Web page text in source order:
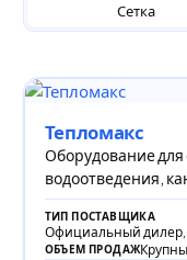
Сетка
Тепломакс
Оборудование для
водоотведения,
ТИП ПОСТАВЩИКА
Официальный дилер,
ОБЪЕМ ПРОДАЖ